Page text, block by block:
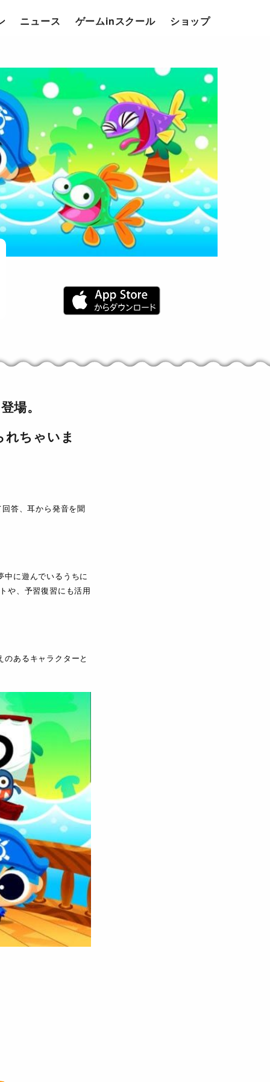
ニュース ゲームinスクール ショップ
場。
ちゃいま
答、耳から発音を聞
中に遊んでいるうちに
や、予習復習にも活用
あるキャラクターと